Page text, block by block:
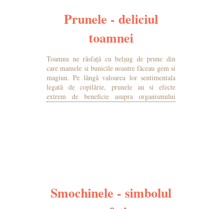
Prunele - deliciul
toamnei
Toamna ne răsfață cu belșug de prune din
care mamele si bunicile noastre făceau gem si
magiun. Pe lăngă valoarea lor sentimentala
legată de copilărie, prunele au si efecte
extrem de beneficie asupra organismului
Smochinele - simbolul